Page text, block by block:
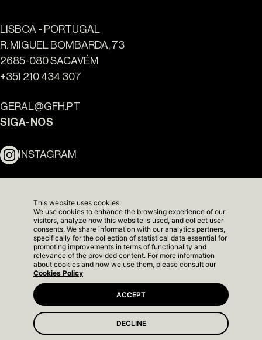
Ouro Valley - Pontos de
Referência
LISBOA - PORTUGAL
R. MIGUEL BOMBARDA, 73
2685-080 SACAVÉM
+351 210 434 307
GERAL@GFH.PT
SIGA-NOS
INSTAGRAM
NEWSLETTER
This website uses cookies.
We use cookies to enhance the browsing experience of our
visitors, analyze how this website is used, and collect user
consents. We share information with our analytics partners,
specifically for the collection of statistical data essential for
promoting improvements in terms of functionality and
relevance of the provided content. For more information
about cookies and how we use them, please consult our
Cookies Policy
DECLINE
ACCEPT